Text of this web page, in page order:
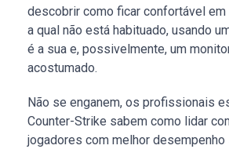
descobrir como ficar confortável em
a qual não está habituado, usando
é a sua e, possivelmente, um
acostumado.
Não se enganem, os profissionais
Counter-Strike sabem como lidar
jogadores com melhor